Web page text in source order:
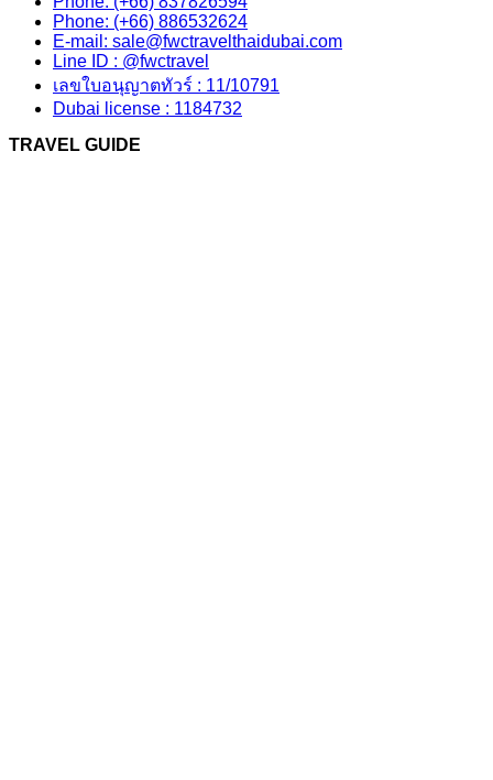
Phone: (+66) 886532624
E-mail: sale@fwctravelthaidubai.com
Line ID : @fwctravel
เลขใบอนุญาตทัวร์ : 11/10791
Dubai license : 1184732
TRAVEL GUIDE